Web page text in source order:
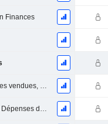
Finances
Coût des marchandises vendues, total
Division des finances Dépenses de fonctionnement